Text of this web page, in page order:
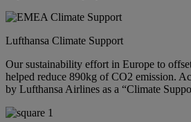
Lufthansa Climate Support
Our sustainability effort in Europe to
helped reduce 890kg of CO2 emission.
by Lufthansa Airlines as a “Climate